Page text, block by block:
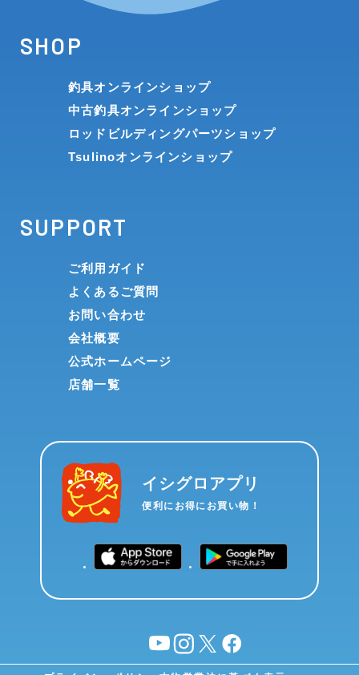
SHOP
釣具オンラインショップ
中古釣具オンラインショップ
ロッドビルディングパーツショップ
Tsulinoオンラインショップ
SUPPORT
ご利用ガイド
よくあるご質問
お問い合わせ
会社概要
公式ホームページ
店舗一覧
イシグロアプリ
便利にお得にお買い物！
YouTubeinstagram
X facebook